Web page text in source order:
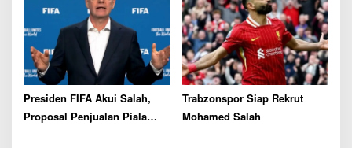
Presiden FIFA Akui Salah,
Proposal Penjualan Piala
Trabzonspor Siap Rekrut
Mohamed Salah